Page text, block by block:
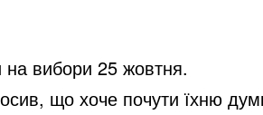
на вибори 25 жовтня.
що хоче почути їхню